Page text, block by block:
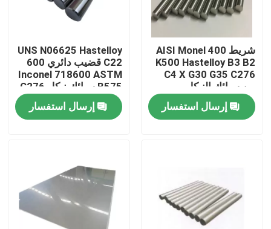
اتصل بنا
مادة Inconel 600
شريط AISI Monel 400
K500 Hastelloy B3 B2
C4 X G30 G35 C276
من سبائك النيكل
إرسال استفسار
UNS N06625 Hastelloy
C22 قضيب دائري 600
Inconel 718600 ASTM
B575 سبائك نيكل C276
C4 Hastelloy X B B2
B3 C276 C22
إرسال استفسار